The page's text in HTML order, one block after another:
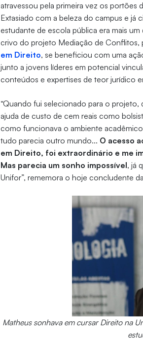
atravessou pela primeira vez os portões
Extasiado com a beleza do campus e já
estudante de escola pública era mais
crivo do projeto Mediação de
em Direito, se beneficiou com uma
junto a jovens líderes em potencial
conteúdos e expertises de teor jurídico
“Quando fui selecionado para o projeto,
ajuda de custo de cem reais como
como funcionava o ambiente
tudo parecia outro mundo... O acesso
em Direito, foi extraordinário e me
Mas parecia um sonho impossível, já
Unifor”, rememora o hoje concludente
Matheus sonhava em cursar Direito na